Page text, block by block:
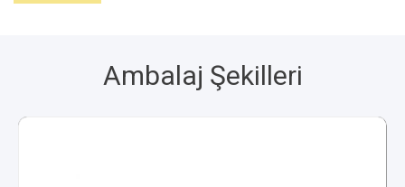
Ambalaj Şekilleri